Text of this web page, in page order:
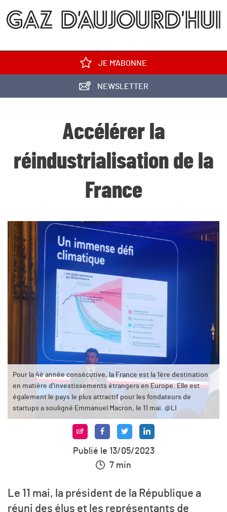
JE M'ABONNE
NEWSLETTER
Accélérer la
réindustrialisation de la
France
Pour la 4è année consécutive, la France est la 1ère destination
en matière d’investissements étrangers en Europe. Elle est
également le pays le plus attractif pour les fondateurs de
startups a souligné Emmanuel Macron, le 11 mai. @LI
Publié le 13/05/2023
7 min
Le 11 mai, la président de la République a
réuni des élus et les représentants de